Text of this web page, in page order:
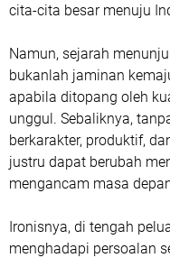
cita-cita besar menuju
Namun, sejarah
bukanlah jaminan
apabila ditopang oleh
unggul. Sebaliknya,
berkarakter, produktif,
justru dapat berubah
mengancam masa
Ironisnya, di tengah
menghadapi persoalan